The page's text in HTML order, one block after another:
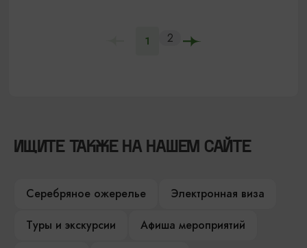
1 2
ИЩИТЕ ТАКЖЕ НА НАШЕМ САЙТЕ
Серебряное ожерелье
Электронная виза
Туры и экскурсии
Афиша мероприятий